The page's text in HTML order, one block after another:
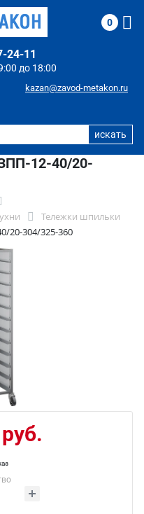
до 18:00
24-11
kazan@zavod-metakon.ru
0
12-40/20-
Тележки шпильки
20-304/325-360